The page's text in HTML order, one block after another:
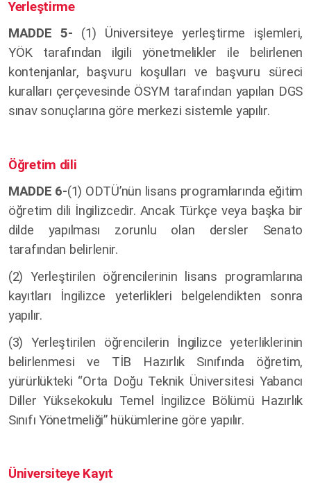
Yerleştirme
MADDE 5- (1) Üniversiteye yerleştirme işlemleri,
YÖK tarafından ilgili yönetmelikler ile belirlenen
kontenjanlar, başvuru koşulları ve başvuru süreci
kuralları çerçevesinde ÖSYM tarafından yapılan DGS
sınav sonuçlarına göre merkezi sistemle yapılır.
Öğretim dili
MADDE 6-(1) ODTÜ’nün lisans programlarında eğitim
öğretim dili İngilizcedir. Ancak Türkçe veya başka bir
dilde yapılması zorunlu olan dersler Senato
tarafından belirlenir.
(2) Yerleştirilen öğrencilerinin lisans programlarına
kayıtları İngilizce yeterlikleri belgelendikten sonra
yapılır.
(3) Yerleştirilen öğrencilerin İngilizce yeterliklerinin
belirlenmesi ve TİB Hazırlık Sınıfında öğretim,
yürürlükteki “Orta Doğu Teknik Üniversitesi Yabancı
Diller Yüksekokulu Temel İngilizce Bölümü Hazırlık
Sınıfı Yönetmeliği” hükümlerine göre yapılır.
Üniversiteye Kayıt